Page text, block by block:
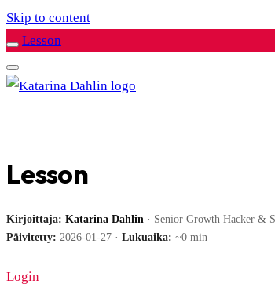
Skip to content
Lesson
Lesson
Kirjoittaja: Katarina Dahlin · Senior Growth Hacker &
Päivitetty: 2026-01-27 · Lukuaika: ~0 min
Login